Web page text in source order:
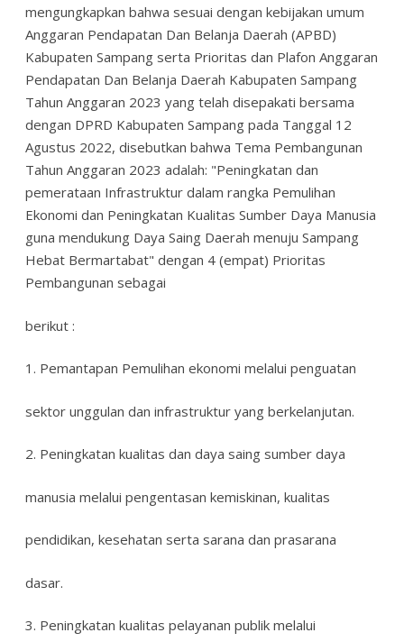
mengungkapkan bahwa sesuai dengan kebijakan umum
Anggaran Pendapatan Dan Belanja Daerah (APBD)
Kabupaten Sampang serta Prioritas dan Plafon Anggaran
Pendapatan Dan Belanja Daerah Kabupaten Sampang
Tahun Anggaran 2023 yang telah disepakati bersama
dengan DPRD Kabupaten Sampang pada Tanggal 12
Agustus 2022, disebutkan bahwa Tema Pembangunan
Tahun Anggaran 2023 adalah: "Peningkatan dan
pemerataan Infrastruktur dalam rangka Pemulihan
Ekonomi dan Peningkatan Kualitas Sumber Daya Manusia
guna mendukung Daya Saing Daerah menuju Sampang
Hebat Bermartabat" dengan 4 (empat) Prioritas
Pembangunan sebagai
berikut :
1. Pemantapan Pemulihan ekonomi melalui penguatan
sektor unggulan dan infrastruktur yang berkelanjutan.
2. Peningkatan kualitas dan daya saing sumber daya
manusia melalui pengentasan kemiskinan, kualitas
pendidikan, kesehatan serta sarana dan prasarana
dasar.
3. Peningkatan kualitas pelayanan publik melalui